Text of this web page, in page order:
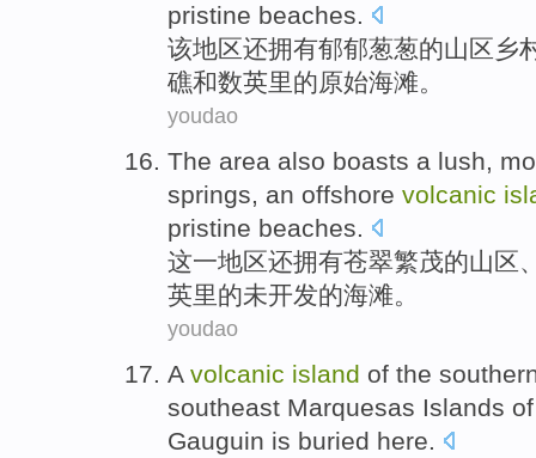
pristine beaches.
该地区还拥有郁郁葱葱的山区乡
礁和数英里的原始海滩。
youdao
The area also boasts a lush,
springs, an offshore volcanic
pristine beaches.
这一地区还拥有苍翠繁茂的山区
英里的未开发的海滩。
youdao
A volcanic island of the
southeast Marquesas Islands
Gauguin is buried here.